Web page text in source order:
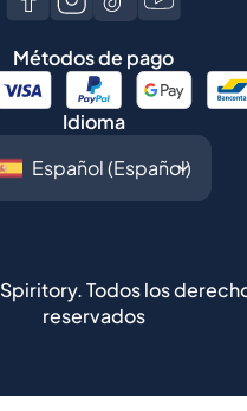
Métodos de pago
Idioma
Spiritory.Todos los
reservados